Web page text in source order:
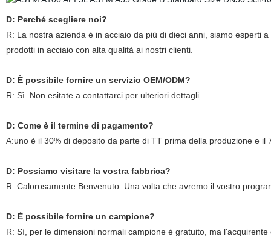
D: Perché scegliere noi?
R: La nostra azienda è in acciaio da più di dieci anni, siamo esperti
prodotti in acciaio con alta qualità ai nostri clienti.
D: È possibile fornire un servizio OEM/ODM?
R: Sì. Non esitate a contattarci per ulteriori dettagli.
D: Come è il termine di pagamento?
A:uno è il 30% di deposito da parte di TT prima della produzione e
D: Possiamo visitare la vostra fabbrica?
R: Calorosamente Benvenuto. Una volta che avremo il vostro
D: È possibile fornire un campione?
R: Sì, per le dimensioni normali campione è gratuito, ma